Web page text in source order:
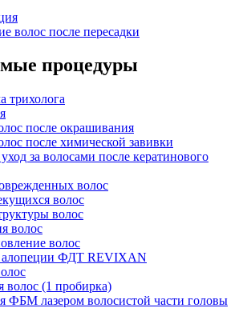
волос после пересадки
процедуры
трихолога
после окрашивания
после химической завивки
за волосами после кератинового
волос
волос
волос
волос
волос
алопеции ФДТ REVIXAN
волос (1 пробирка)
ФБМ лазером волосистой части головы